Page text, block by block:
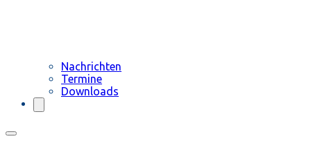
Nachrichten
Termine
Downloads